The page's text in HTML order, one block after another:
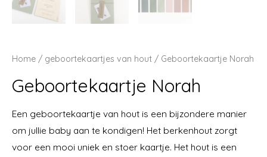
Home / geboortekaartjes van hout / Geboortekaartje Norah
Geboortekaartje Norah
Een geboortekaartje van hout is een bijzondere manier
om jullie baby aan te kondigen! Het berkenhout zorgt
voor een mooi uniek en stoer kaartje. Het hout is een